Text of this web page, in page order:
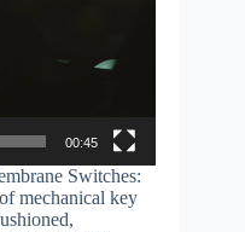
00:45
Switches:
mechanical key